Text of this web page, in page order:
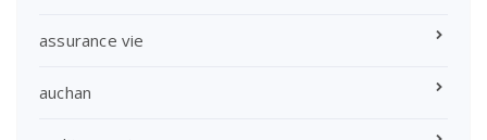
assurance vie
auchan